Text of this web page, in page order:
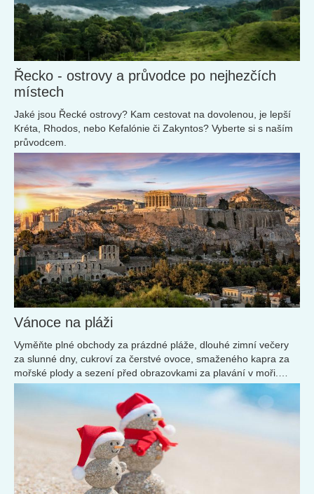
Řecko - ostrovy a průvodce po nejhezčích
místech
Jaké jsou Řecké ostrovy? Kam cestovat na dovolenou, je lepší
Kréta, Rhodos, nebo Kefalónie či Zakyntos? Vyberte si s naším
průvodcem.
Vánoce na pláži
Vyměňte plné obchody za prázdné pláže, dlouhé zimní večery
za slunné dny, cukroví za čerstvé ovoce, smaženého kapra za
mořské plody a sezení před obrazovkami za plavání v moři.
Přesně tak můžete strávit už letošní Vánoce. Kde se vám budou
slavit pohádkově? Všechna místa leží nedaleko rovníku a
vezmeme je postupně od západu k východu.